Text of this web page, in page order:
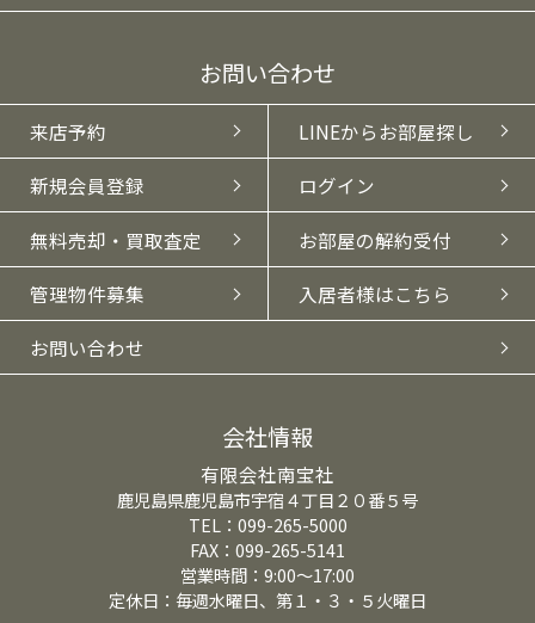
お問い合わせ
来店予約 LINEからお部屋探し
新規会員登録 ログイン
無料売却・買取査定 お部屋の解約受付
管理物件募集 入居者様はこちら
お問い合わせ
会社情報
有限会社南宝社
鹿児島県鹿児島市宇宿４丁目２０番５号
TEL：099-265-5000
FAX：099-265-5141
営業時間：9:00～17:00
定休日：毎週水曜日、第１・３・５火曜日